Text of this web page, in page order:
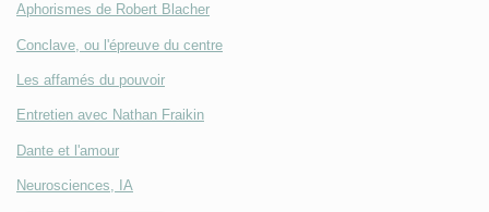
Aphorismes de Robert Blacher
Conclave, ou l'épreuve du centre
Les affamés du pouvoir
Entretien avec Nathan Fraikin
Dante et l'amour
Neurosciences, IA